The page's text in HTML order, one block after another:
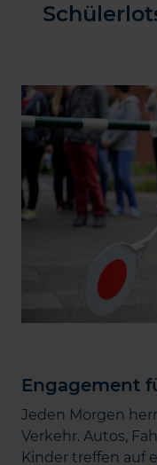
Engagement
Jeden Morgen
Verkehr. Autos,
Kinder treffen auf